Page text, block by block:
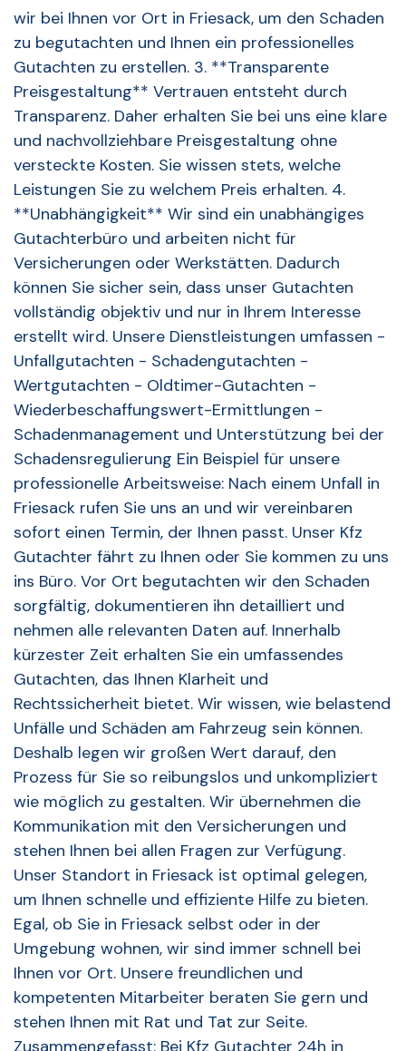
wir bei Ihnen vor Ort in Friesack, um den Schaden
zu begutachten und Ihnen ein professionelles
Gutachten zu erstellen. 3. **Transparente
Preisgestaltung** Vertrauen entsteht durch
Transparenz. Daher erhalten Sie bei uns eine klare
und nachvollziehbare Preisgestaltung ohne
versteckte Kosten. Sie wissen stets, welche
Leistungen Sie zu welchem Preis erhalten. 4.
**Unabhängigkeit** Wir sind ein unabhängiges
Gutachterbüro und arbeiten nicht für
Versicherungen oder Werkstätten. Dadurch
können Sie sicher sein, dass unser Gutachten
vollständig objektiv und nur in Ihrem Interesse
erstellt wird. Unsere Dienstleistungen umfassen -
Unfallgutachten - Schadengutachten -
Wertgutachten - Oldtimer-Gutachten -
Wiederbeschaffungswert-Ermittlungen -
Schadenmanagement und Unterstützung bei der
Schadensregulierung Ein Beispiel für unsere
professionelle Arbeitsweise: Nach einem Unfall in
Friesack rufen Sie uns an und wir vereinbaren
sofort einen Termin, der Ihnen passt. Unser Kfz
Gutachter fährt zu Ihnen oder Sie kommen zu uns
ins Büro. Vor Ort begutachten wir den Schaden
sorgfältig, dokumentieren ihn detailliert und
nehmen alle relevanten Daten auf. Innerhalb
kürzester Zeit erhalten Sie ein umfassendes
Gutachten, das Ihnen Klarheit und
Rechtssicherheit bietet. Wir wissen, wie belastend
Unfälle und Schäden am Fahrzeug sein können.
Deshalb legen wir großen Wert darauf, den
Prozess für Sie so reibungslos und unkompliziert
wie möglich zu gestalten. Wir übernehmen die
Kommunikation mit den Versicherungen und
stehen Ihnen bei allen Fragen zur Verfügung.
Unser Standort in Friesack ist optimal gelegen,
um Ihnen schnelle und effiziente Hilfe zu bieten.
Egal, ob Sie in Friesack selbst oder in der
Umgebung wohnen, wir sind immer schnell bei
Ihnen vor Ort. Unsere freundlichen und
kompetenten Mitarbeiter beraten Sie gern und
stehen Ihnen mit Rat und Tat zur Seite.